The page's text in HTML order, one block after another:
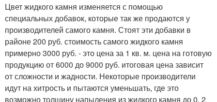
Цвет жидкого камня изменяется с помощью
специальных добавок, которые так же продаются у
производителей самого камня. Стоят эти добавки в
районе 200 руб. стоимость самого жидкого камня
примерно 3000 руб. - это цена за 1 кв. м. цена на готовую
продукцию от 6000 до 9000 руб. итоговая цена зависит
от сложности и жадности. Некоторые производители
идут на хитрость и пытаются уменьшать, где это
возможно толщину напыления из жидкого камня до 0, 2